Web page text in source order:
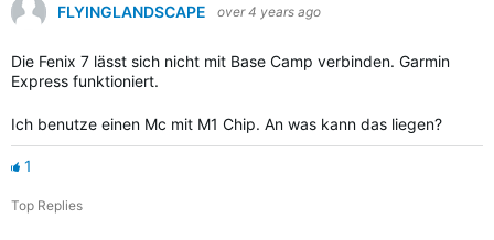
FLYINGLANDSCAPE over 4 years ago
Die Fenix 7 lässt sich nicht mit Base Camp verbinden. Garmin
Express funktioniert.
Ich benutze einen Mc mit M1 Chip. An was kann das liegen?
1
Top Replies